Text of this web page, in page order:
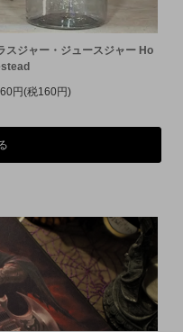
スジャー・ジュースジャー Ho
円(税160円)